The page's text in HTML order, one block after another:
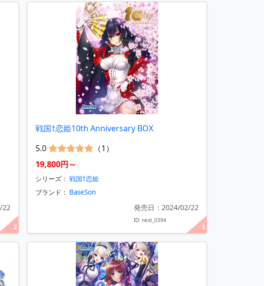
2
22
3
戦国†恋姫10th Anniversary BOX
5.0
（1）
19,800円～
シリーズ： 戦国†恋姫
ブランド： BaseSon
発売日：2024/02/22
ID: next_0394